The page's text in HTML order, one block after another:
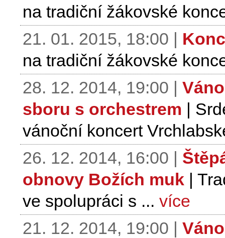
na tradiční žákovské
21. 01. 2015, 18:00 |
na tradiční žákovské
28. 12. 2014, 19:00 |
sboru s orchestrem |
vánoční koncert
26. 12. 2014, 16:00 |
obnovy Božích muk |
ve spolupráci s ... více
21. 12. 2014, 19:00 |